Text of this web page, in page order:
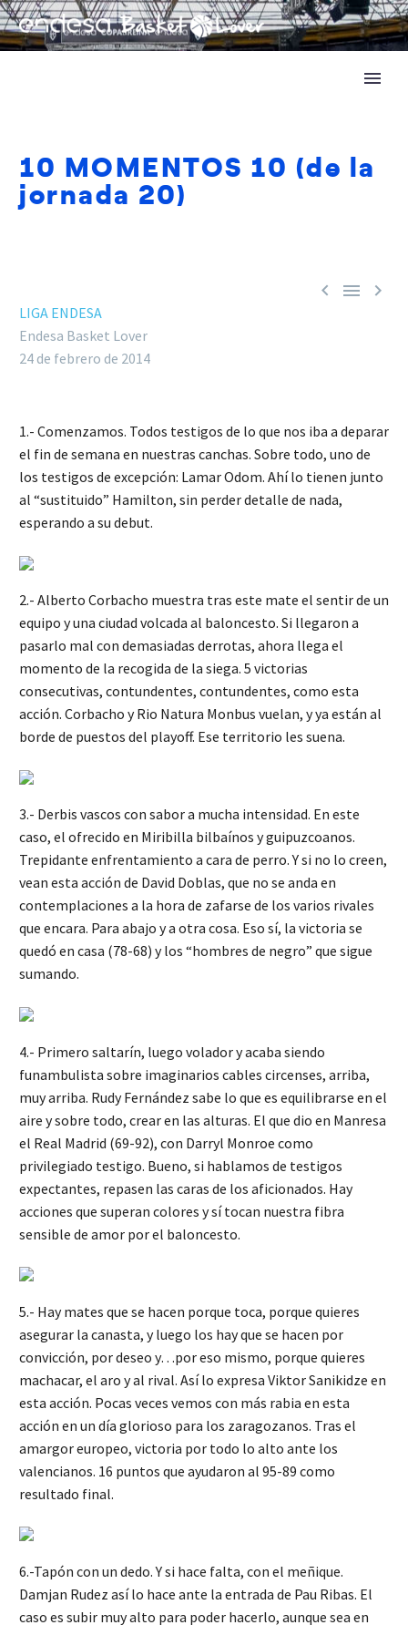
10 MOMENTOS 10 (de la
jornada 20)
  
LIGA ENDESA
Endesa Basket Lover
24 de febrero de 2014
1.- Comenzamos. Todos testigos de lo que nos iba a deparar
el fin de semana en nuestras canchas. Sobre todo, uno de
los testigos de excepción: Lamar Odom. Ahí lo tienen junto
al “sustituido” Hamilton, sin perder detalle de nada,
esperando a su debut.
2.- Alberto Corbacho muestra tras este mate el sentir de un
equipo y una ciudad volcada al baloncesto. Si llegaron a
pasarlo mal con demasiadas derrotas, ahora llega el
momento de la recogida de la siega. 5 victorias
consecutivas, contundentes, contundentes, como esta
acción. Corbacho y Rio Natura Monbus vuelan, y ya están al
borde de puestos del playoff. Ese territorio les suena.
3.- Derbis vascos con sabor a mucha intensidad. En este
caso, el ofrecido en Miribilla bilbaínos y guipuzcoanos.
Trepidante enfrentamiento a cara de perro. Y si no lo creen,
vean esta acción de David Doblas, que no se anda en
contemplaciones a la hora de zafarse de los varios rivales
que encara. Para abajo y a otra cosa. Eso sí, la victoria se
quedó en casa (78-68) y los “hombres de negro” que sigue
sumando.
4.- Primero saltarín, luego volador y acaba siendo
funambulista sobre imaginarios cables circenses, arriba,
muy arriba. Rudy Fernández sabe lo que es equilibrarse en el
aire y sobre todo, crear en las alturas. El que dio en Manresa
el Real Madrid (69-92), con Darryl Monroe como
privilegiado testigo. Bueno, si hablamos de testigos
expectantes, repasen las caras de los aficionados. Hay
acciones que superan colores y sí tocan nuestra fibra
sensible de amor por el baloncesto.
5.- Hay mates que se hacen porque toca, porque quieres
asegurar la canasta, y luego los hay que se hacen por
convicción, por deseo y…por eso mismo, porque quieres
machacar, el aro y al rival. Así lo expresa Viktor Sanikidze en
esta acción. Pocas veces vemos con más rabia en esta
acción en un día glorioso para los zaragozanos. Tras el
amargor europeo, victoria por todo lo alto ante los
valencianos. 16 puntos que ayudaron al 95-89 como
resultado final.
6.-Tapón con un dedo. Y si hace falta, con el meñique.
Damjan Rudez así lo hace ante la entrada de Pau Ribas. El
caso es subir muy alto para poder hacerlo, aunque sea en